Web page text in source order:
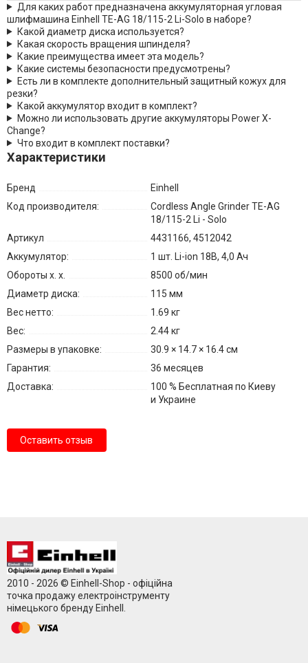
Для каких работ предназначена аккумуляторная угловая
шлифмашина Einhell TE-AG 18/115-2 Li-Solo в наборе?
Какой диаметр диска используется?
Какая скорость вращения шпинделя?
Какие преимущества имеет эта модель?
Какие системы безопасности предусмотрены?
Есть ли в комплекте дополнительный защитный кожух для
резки?
Какой аккумулятор входит в комплект?
Можно ли использовать другие аккумуляторы Power X-
Change?
Что входит в комплект поставки?
Характеристики
Бренд
Einhell
Код производителя:
Cordless Angle Grinder TE-AG
18/115-2 Li - Solo
Артикул
4431166, 4512042
Аккумулятор:
1 шт. Li-ion 18В, 4,0 Ач
Обороты х. х.
8500 об/мин
Диаметр диска:
115 мм
Вес нетто:
1.69 кг
Вес:
2.44 кг
Размеры в упаковке:
30.9 × 14.7 × 16.4 см
Гарантия:
36 месяцев
Доставка:
100 % Бесплатная по Киеву
и Украине
Оставить отзыв
2010 - 2026 © Einhell-Shop - офіційна
точка продажу електроінструменту
німецького бренду Einhell.